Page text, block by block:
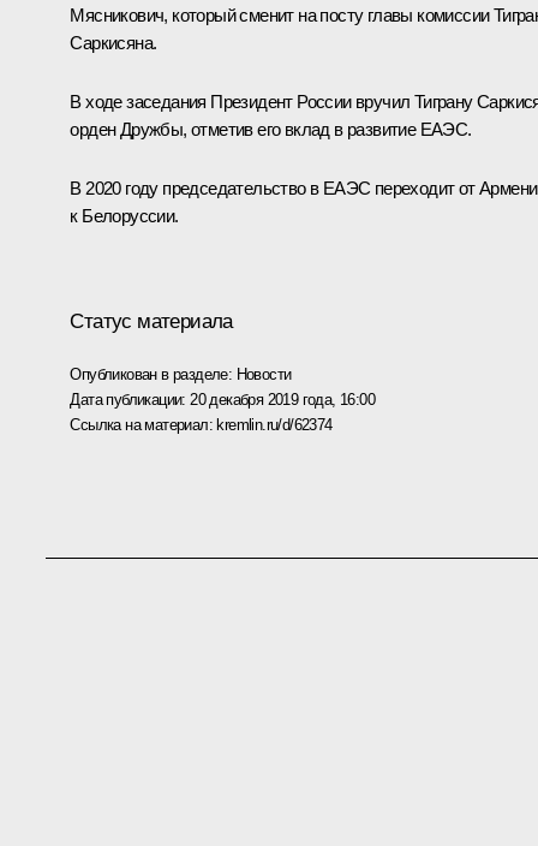
Мясникович, который сменит на посту главы комиссии
Саркисяна.
В ходе заседания Президент России вручил Тиграну
орден Дружбы, отметив его вклад в развитие ЕАЭС.
В 2020 году председательство в ЕАЭС переходит от
к Белоруссии.
Статус материала
Опубликован в разделе: Новости
Дата публикации: 20 декабря 2019 года, 16:00
Ссылка на материал:kremlin.ru/d/62374